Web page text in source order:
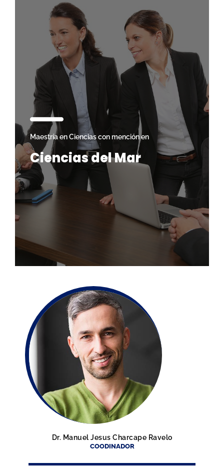
Maestría en Ciencias con mención en
Ciencias del Mar
Dr. Manuel Jesus Charcape Ravelo
COODINADOR